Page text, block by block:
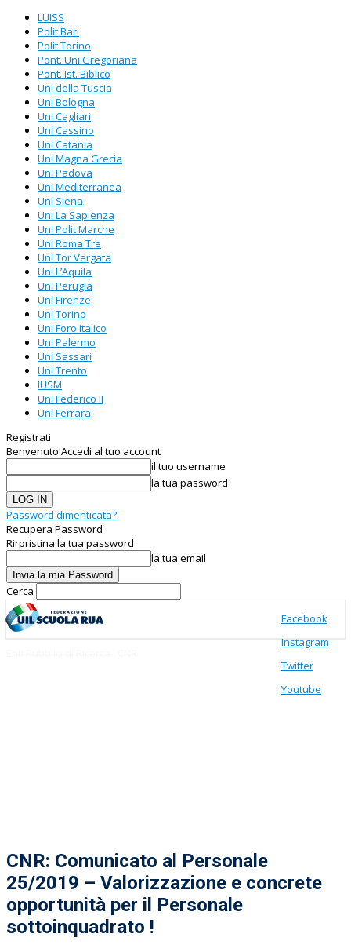
LUISS
Polit Bari
Polit Torino
Pont. Uni Gregoriana
Pont. Ist. Biblico
Uni della Tuscia
Uni Bologna
Uni Cagliari
Uni Cassino
Uni Catania
Uni Magna Grecia
Uni Padova
Uni Mediterranea
Uni Siena
Uni La Sapienza
Uni Polit Marche
Uni Roma Tre
Uni Tor Vergata
Uni L’Aquila
Uni Perugia
Uni Firenze
Uni Torino
Uni Foro Italico
Uni Palermo
Uni Sassari
Uni Trento
IUSM
Uni Federico II
Uni Ferrara
Registrati
Benvenuto!Accedi al tuo account
il tuo username
la tua password
Password dimenticata?
Recupera Password
Rirpristina la tua password
la tua email
Cerca
Facebook
Instagram
Twitter
Youtube
CNR: Comunicato al Personale
25/2019 – Valorizzazione e concrete
opportunità per il Personale
sottoinquadrato !